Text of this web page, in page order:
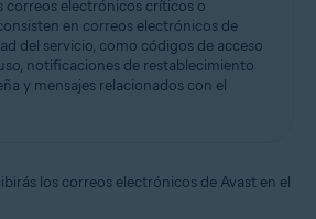
correos electrónicos críticos o
en correos electrónicos de
del servicio, como códigos de acceso
notificaciones de restablecimiento
y mensajes relacionados con el
los correos electrónicos de Avast en el